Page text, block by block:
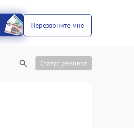
Перезвоните мне
Статус ремонта